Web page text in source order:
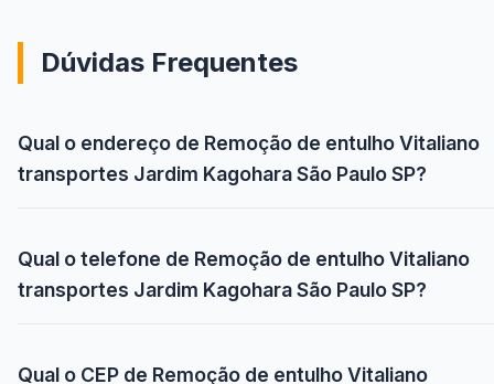
Dúvidas Frequentes
Qual o endereço de Remoção de entulho Vitaliano
transportes Jardim Kagohara São Paulo SP?
Qual o telefone de Remoção de entulho Vitaliano
transportes Jardim Kagohara São Paulo SP?
Qual o CEP de Remoção de entulho Vitaliano